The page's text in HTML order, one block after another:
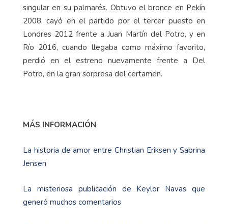
singular en su palmarés. Obtuvo el bronce en Pekín
2008, cayó en el partido por el tercer puesto en
Londres 2012 frente a Juan Martín del Potro, y en
Río 2016, cuando llegaba como máximo favorito,
perdió en el estreno nuevamente frente a Del
Potro, en la gran sorpresa del certamen.
MÁS INFORMACIÓN
La historia de amor entre Christian Eriksen y Sabrina
Jensen
La misteriosa publicación de Keylor Navas que
generó muchos comentarios